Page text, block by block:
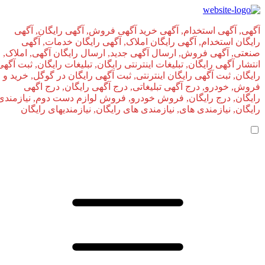
آگهی, آگهی استخدام, آگهی خرید آگهی فروش, آگهی رایگان, آگهی
رایگان استخدام, آگهی رایگان املاک, آگهی رایگان خدمات, آگهی
صنعتی, آگهی فروش, ارسال آگهی جدید, ارسال رایگان آگهی, املاک,
انتشار آگهی رایگان, تبلیغات اینترنتی رایگان, تبلیغات رایگان, ثبت آگهی
رایگان, ثبت آگهی رایگان اینترنتی, ثبت آگهی رایگان در گوگل, خرید و
فروش, خودرو, درج آگهی تبلیغاتی, درج آگهی رایگان, درج اگهی
رایگان, درج رایگان, فروش خودرو, فروش لوازم دست دوم, نیازمندی
رایگان, نیازمندی های, نیازمندی‌ های رایگان, نیازمندیهای رایگان